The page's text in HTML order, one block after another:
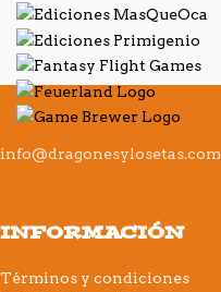
info@dragonesylosetas.com
INFORMACIÓN
Términos y condiciones